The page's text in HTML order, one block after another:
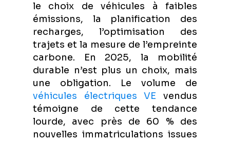
le choix de véhicules à faibles
émissions, la planification des
recharges, l’optimisation des
trajets et la mesure de l’empreinte
carbone. En 2025, la mobilité
durable n’est plus un choix, mais
une obligation. Le volume de
véhicules électriques VE vendus
témoigne de cette tendance
lourde, avec près de 60 % des
nouvelles immatriculations issues